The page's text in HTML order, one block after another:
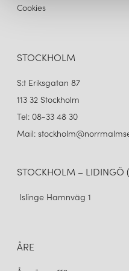
Cookies
STOCKHOLM
S:t Eriksgatan 87
113 32 Stockholm
Tel: 08-33 48 30
Mail:
STOCKHOLM – LIDINGÖ
Islinge Hamnväg 1
ÅRE